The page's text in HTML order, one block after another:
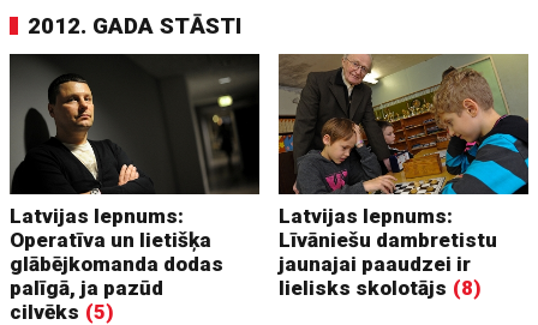
2012. GADA STĀSTI
Latvijas lepnums:
Operatīva un lietišķa
glābējkomanda dodas
palīgā, ja pazūd
cilvēks (5)
Latvijas lepnums:
Līvāniešu dambretistu
jaunajai paaudzei ir
lielisks skolotājs (8)